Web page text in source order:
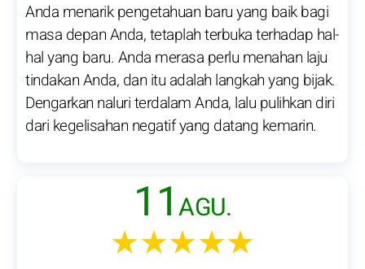
Anda menarik pengetahuan baru yang baik bagi
masa depan Anda, tetaplah terbuka terhadap hal-
hal yang baru. Anda merasa perlu menahan laju
tindakan Anda, dan itu adalah langkah yang bijak.
Dengarkan naluri terdalam Anda, lalu pulihkan diri
dari kegelisahan negatif yang datang kemarin.
11 AGU.
★★★★★